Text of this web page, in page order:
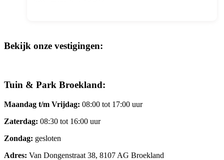
Bekijk onze vestigingen:
Tuin & Park Broekland:
Maandag t/m Vrijdag: 08:00 tot 17:00 uur
Zaterdag: 08:30 tot 16:00 uur
Zondag: gesloten
Adres: Van Dongenstraat 38, 8107 AG Broekland